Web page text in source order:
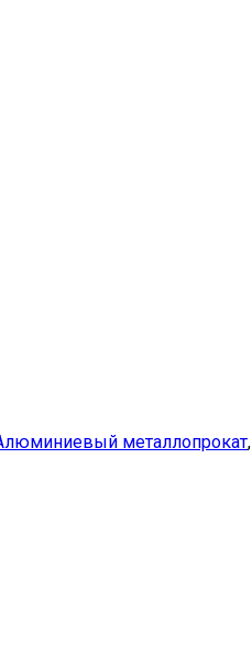
металлопрокат,